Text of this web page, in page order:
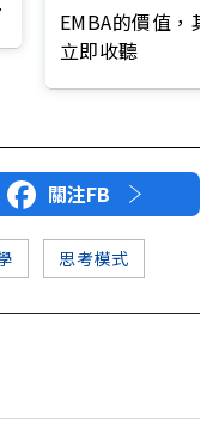
EMBA的價值，
立即收聽
關注FB
思考模式